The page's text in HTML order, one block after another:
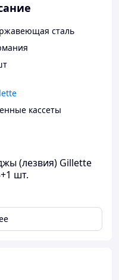
сталь
кассеты
(лезвия) Gillette
шт.
можно смело отнести
Данные кассеты имеют
стали и
идеальное
и комфортно бритье